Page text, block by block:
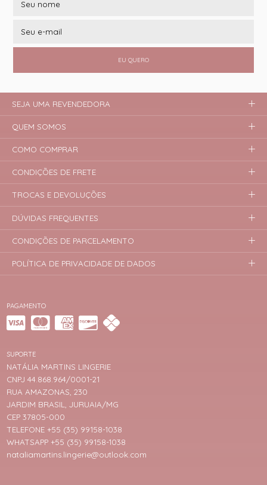
EU QUERO
PAGAMENTO
SUPORTE
NATÁLIA MARTINS LINGERIE
CNPJ 44.868.964/0001-21
RUA AMAZONAS, 230
JARDIM BRASIL, JURUAIA/MG
CEP 37805-000
TELEFONE +55 (35) 99158-1038
WHATSAPP +55 (35) 99158-1038
nataliamartins.lingerie@outlook.com
SEJA UMA REVENDEDORA
QUEM SOMOS
COMO COMPRAR
CONDIÇÕES DE FRETE
TROCAS E DEVOLUÇÕES
DÚVIDAS FREQUENTES
CONDIÇÕES DE PARCELAMENTO
POLÍTICA DE PRIVACIDADE DE DADOS